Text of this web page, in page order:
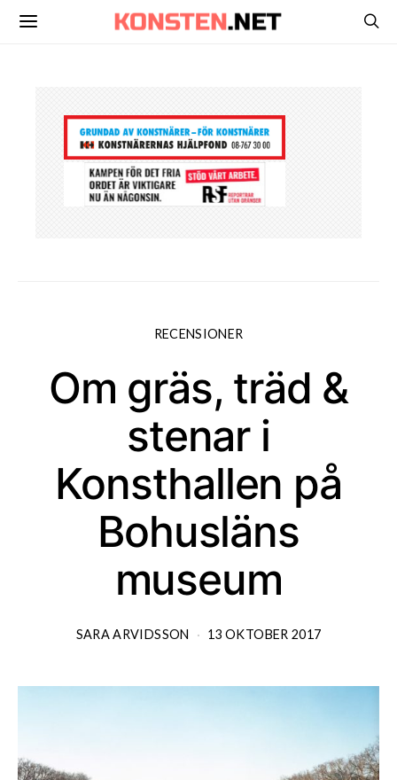
RECENSIONER
Om gräs, träd &
stenar i
Konsthallen på
Bohusläns
museum
SARA ARVIDSSON 13 OKTOBER 2017